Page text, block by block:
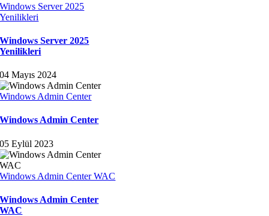
Windows Server 2025
Yenilikleri
Windows Server 2025
Yenilikleri
04 Mayıs 2024
Windows Admin Center
Windows Admin Center
05 Eylül 2023
Windows Admin Center WAC
Windows Admin Center
WAC